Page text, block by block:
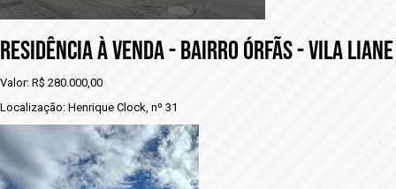
RESIDÊNCIA À VENDA - BAIRRO ÓRFÃS - VILA LIANE
Valor: R$ 280.000,00
Localização: Henrique Clock, nº 31